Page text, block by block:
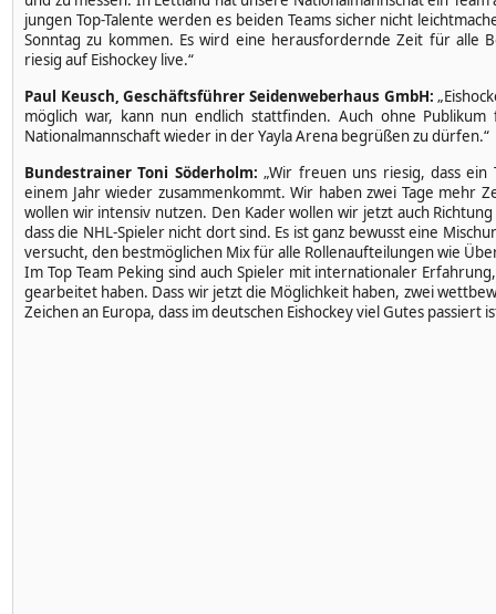
jungen Top-Talente werden es beiden Teams sicher nicht
Sonntag zu kommen. Es wird eine herausfordernde Zeit für alle
riesig auf Eishockey live.“
Paul Keusch, Geschäftsführer Seidenweberhaus GmbH:
möglich war, kann nun endlich stattfinden. Auch ohne
Nationalmannschaft wieder in der Yayla Arena begrüßen zu dürfen.“
Bundestrainer Toni Söderholm:„Wir freuen uns riesig, dass
einem Jahr wieder zusammenkommt. Wir haben zwei Tage mehr
wollen wir intensiv nutzen. Den Kader wollen wir jetzt auch
dass die NHL-Spieler nicht dort sind. Es ist ganz bewusst eine
versucht, den bestmöglichen Mix für alle Rollenaufteilungen wie
Im Top Team Peking sind auch Spieler mit internationaler
gearbeitet haben. Dass wir jetzt die Möglichkeit haben, zwei
Zeichen an Europa, dass im deutschen Eishockey viel Gutes passiert